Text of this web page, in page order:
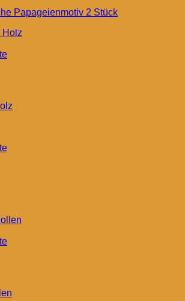
Papageienmotiv 2 Stück